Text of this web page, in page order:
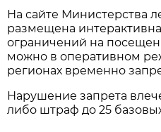
На сайте Министерства
размещена
ограничений на
можно в оперативном
регионах временно
Нарушение запрета
либо штраф до 25